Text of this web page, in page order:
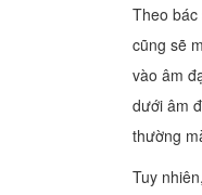
Theo
cũng sẽ
vào âm
dưới âm
thường
Tuy